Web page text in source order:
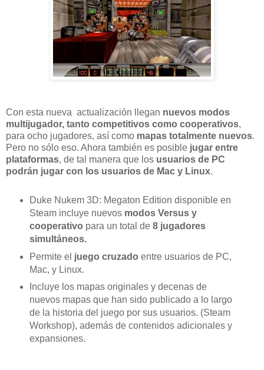
Con esta nueva actualización llegan nuevos modos
multijugador, tanto competitivos como cooperativos,
para ocho jugadores, así como mapas totalmente nuevos.
Pero no sólo eso. Ahora también es posible jugar entre
plataformas, de tal manera que los usuarios de PC
podrán jugar con los usuarios de Mac y Linux.
Duke Nukem 3D: Megaton Edition disponible en
Steam incluye nuevosmodos Versus y
cooperativo para un total de 8 jugadores
simultáneos.
Permite el juego cruzado entre usuarios de PC,
Mac, y Linux.
Incluye los mapas originales y decenas de
nuevos mapas que han sido publicado a lo largo
de la historia del juego por sus usuarios. (Steam
Workshop), además de contenidos adicionales y
expansiones.